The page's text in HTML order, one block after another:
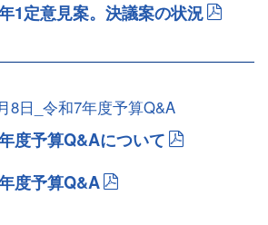
1定意見案。決議案の状況
8日_令和7年度予算Q&A
度予算Q&Aについて
度予算Q&A